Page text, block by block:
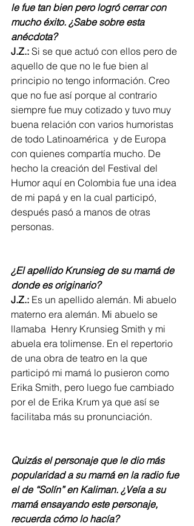
le fue tan bien pero logró cerrar con
mucho éxito. ¿Sabe sobre esta
anécdota?
J.Z.: Si se que actuó con ellos pero de
aquello de que no le fue bien al
principio no tengo información. Creo
que no fue así porque al contrario
siempre fue muy cotizado y tuvo muy
buena relación con varios humoristas
de todo Latinoamérica  y de Europa
con quienes compartía mucho. De
hecho la creación del Festival del
Humor aquí en Colombia fue una idea
de mi papá y en la cual participó,
después pasó a manos de otras
personas.
¿El apellido Krunsieg de su mamá de
donde es originario?
J.Z.: Es un apellido alemán. Mi abuelo
materno era alemán. Mi abuelo se
llamaba  Henry Krunsieg Smith y mi
abuela era tolimense. En el repertorio
de una obra de teatro en la que
participó mi mamá lo pusieron como
Erika Smith, pero luego fue cambiado
por el de Erika Krum ya que así se
facilitaba más su pronunciación.
Quizás el personaje que le dio más
popularidad a su mamá en la radio fue
el de “Solín” en Kaliman. ¿Veía a su
mamá ensayando este personaje,
recuerda cómo lo hacía?